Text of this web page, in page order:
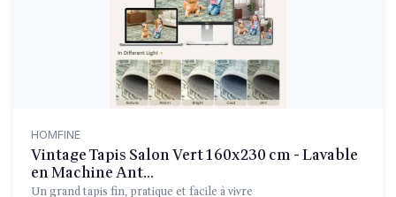
HOMFINE
Vintage Tapis Salon Vert 160x230 cm - Lavable
en Machine Ant...
Un grand tapis fin, pratique et facile à vivre